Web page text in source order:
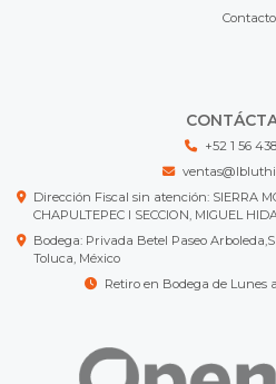
Contacto
+52 1 56
Dirección Fiscal sin atención: SIERRA
CHAPULTEPEC I SECCION, MIGUEL
Bodega: Privada Betel Paseo
Toluca, México
Retiro en Bodega de Lunes